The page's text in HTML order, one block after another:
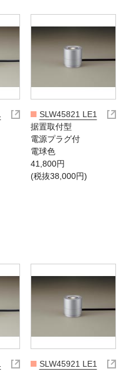
SLW45821 LE1
据置取付型
電源プラグ付
電球色
41,800円
(税抜38,000円)
SLW45921 LE1